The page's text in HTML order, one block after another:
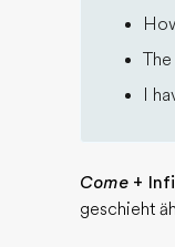
I
Come +
geschieht